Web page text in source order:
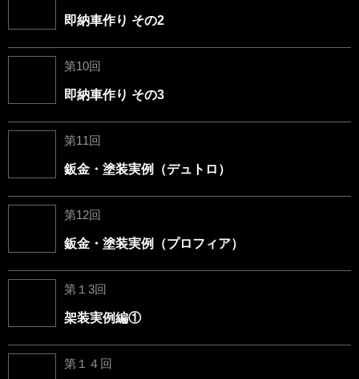
即納車作り その2
第10回
即納車作り その3
第11回
鈑金・塗装実例（デュトロ）
第12回
鈑金・塗装実例（プロフィア）
第１3回
架装実例編①
第１４回